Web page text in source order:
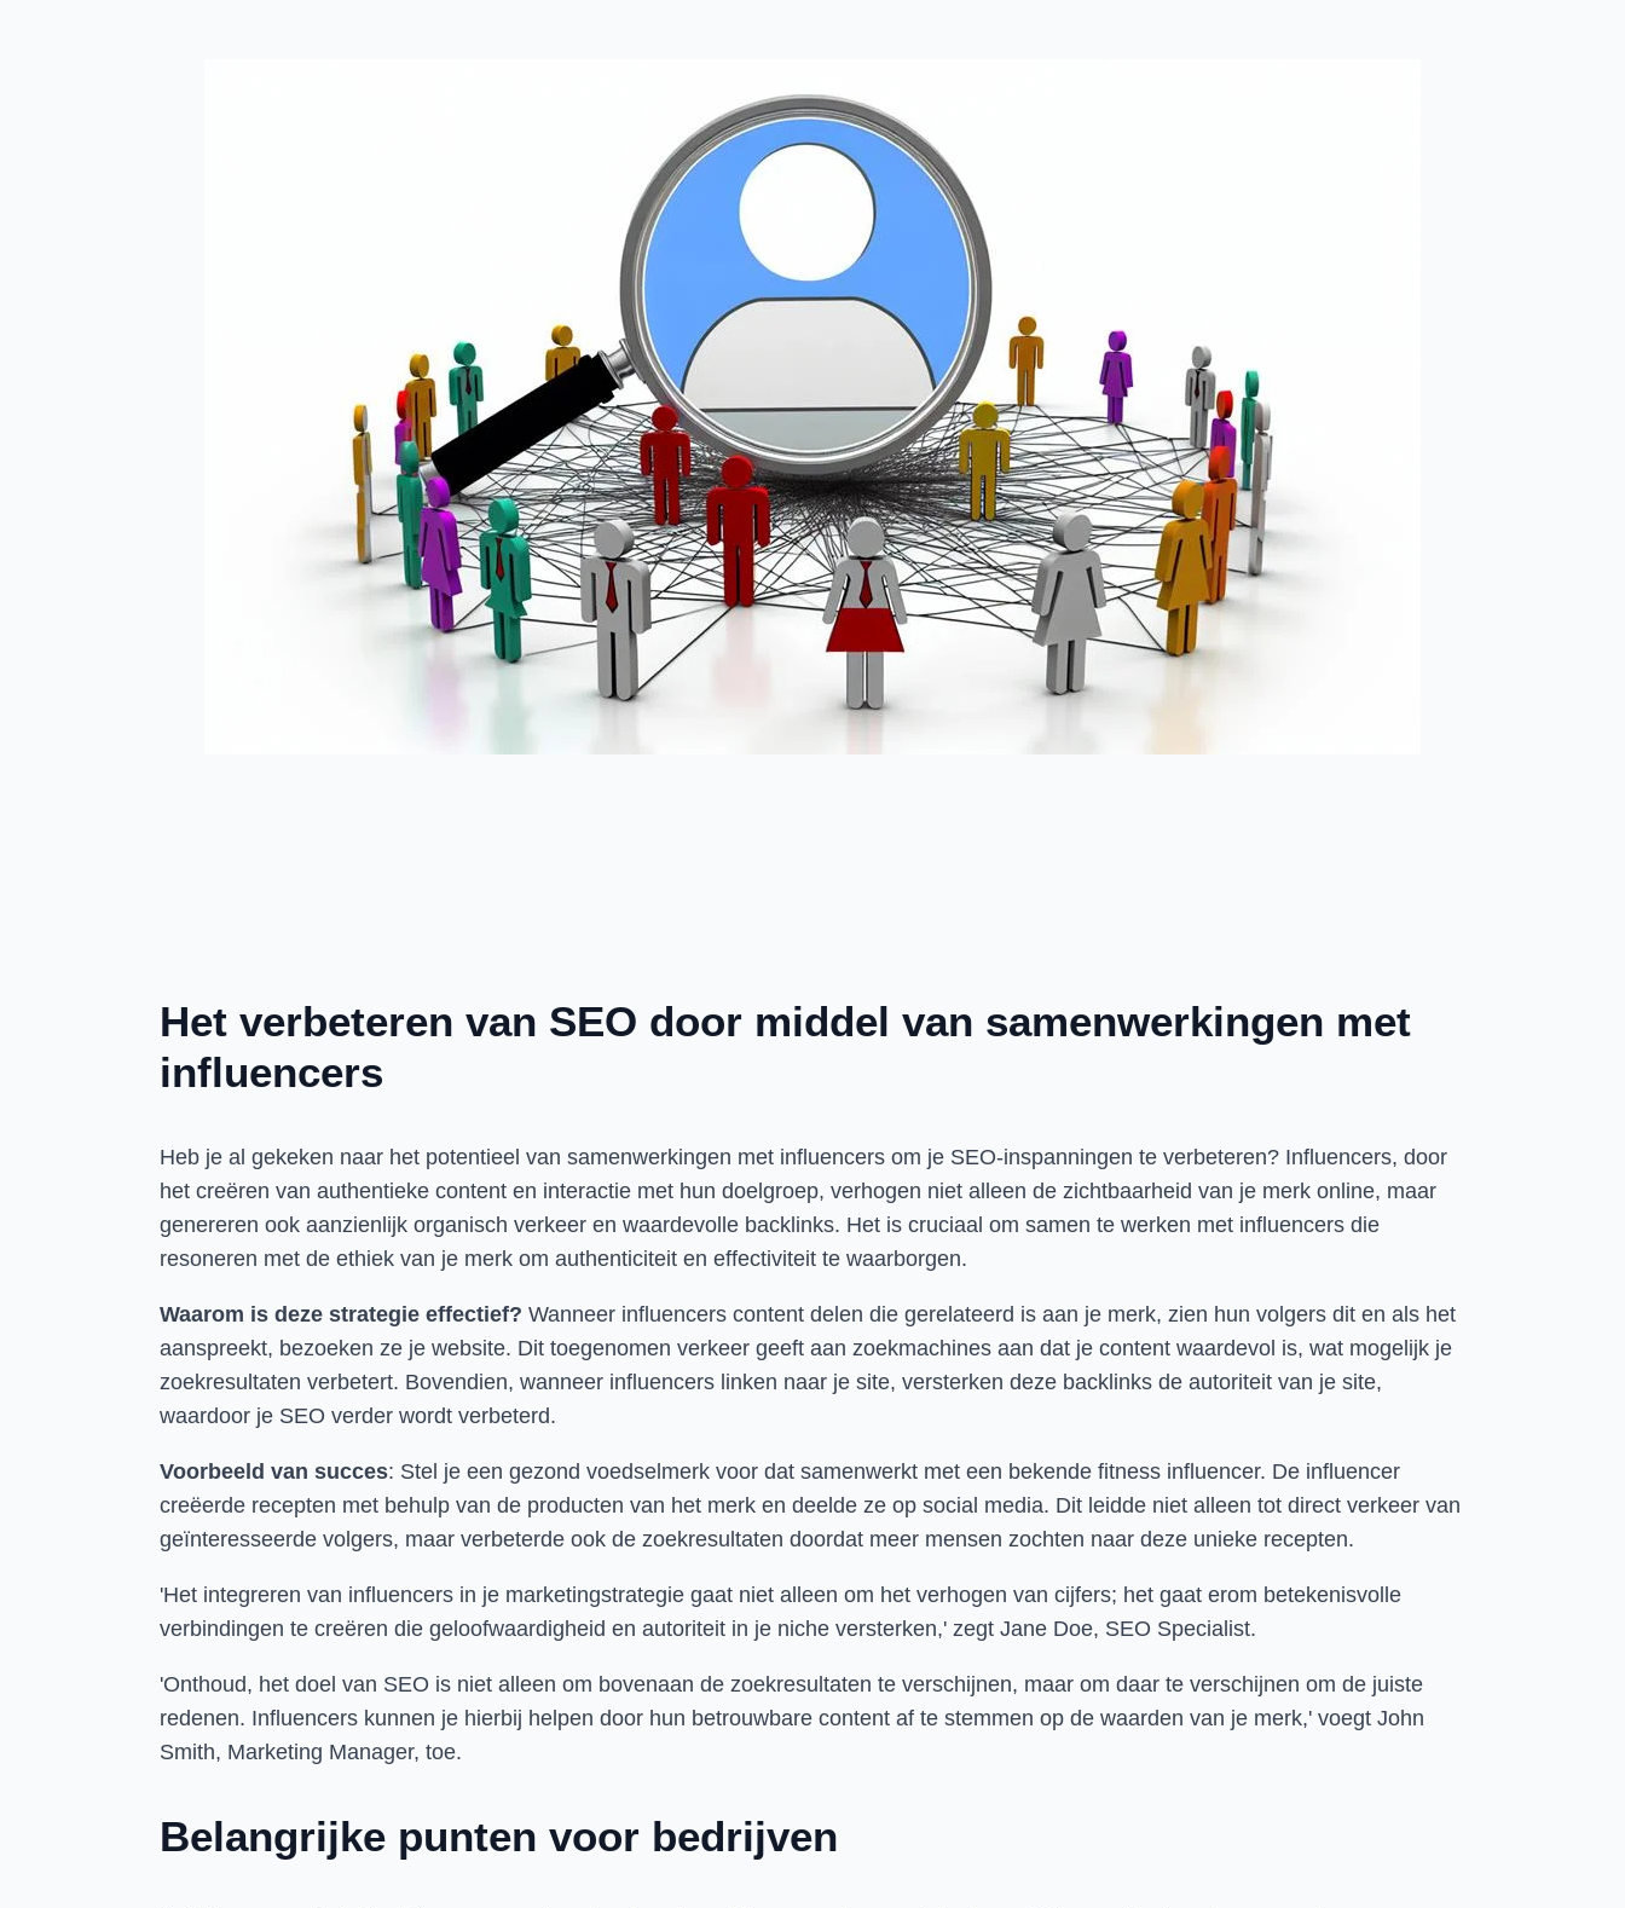
Het verbeteren van SEO door middel van samenwerkingen met
influencers
Heb je al gekeken naar het potentieel van samenwerkingen met influencers om je SEO-inspanningen te verbeteren? Influencers, door
het creëren van authentieke content en interactie met hun doelgroep, verhogen niet alleen de zichtbaarheid van je merk online, maar
genereren ook aanzienlijk organisch verkeer en waardevolle backlinks. Het is cruciaal om samen te werken met influencers die
resoneren met de ethiek van je merk om authenticiteit en effectiviteit te waarborgen.
Waarom is deze strategie effectief? Wanneer influencers content delen die gerelateerd is aan je merk, zien hun volgers dit en als het
aanspreekt, bezoeken ze je website. Dit toegenomen verkeer geeft aan zoekmachines aan dat je content waardevol is, wat mogelijk je
zoekresultaten verbetert. Bovendien, wanneer influencers linken naar je site, versterken deze backlinks de autoriteit van je site,
waardoor je SEO verder wordt verbeterd.
Voorbeeld van succes: Stel je een gezond voedselmerk voor dat samenwerkt met een bekende fitness influencer. De influencer
creëerde recepten met behulp van de producten van het merk en deelde ze op social media. Dit leidde niet alleen tot direct verkeer van
geïnteresseerde volgers, maar verbeterde ook de zoekresultaten doordat meer mensen zochten naar deze unieke recepten.
'Het integreren van influencers in je marketingstrategie gaat niet alleen om het verhogen van cijfers; het gaat erom betekenisvolle
verbindingen te creëren die geloofwaardigheid en autoriteit in je niche versterken,' zegt Jane Doe, SEO Specialist.
'Onthoud, het doel van SEO is niet alleen om bovenaan de zoekresultaten te verschijnen, maar om daar te verschijnen om de juiste
redenen. Influencers kunnen je hierbij helpen door hun betrouwbare content af te stemmen op de waarden van je merk,' voegt John
Smith, Marketing Manager, toe.
Belangrijke punten voor bedrijven